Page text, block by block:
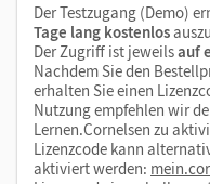
Der Testzugang (Demo)
Tage lang kostenlos
Der Zugriff ist jeweilsauf
Nachdem Sie den
erhalten Sie einen
Nutzung empfehlen wir
Lernen.Cornelsen zu
Lizenzcode kann
aktiviert werden: